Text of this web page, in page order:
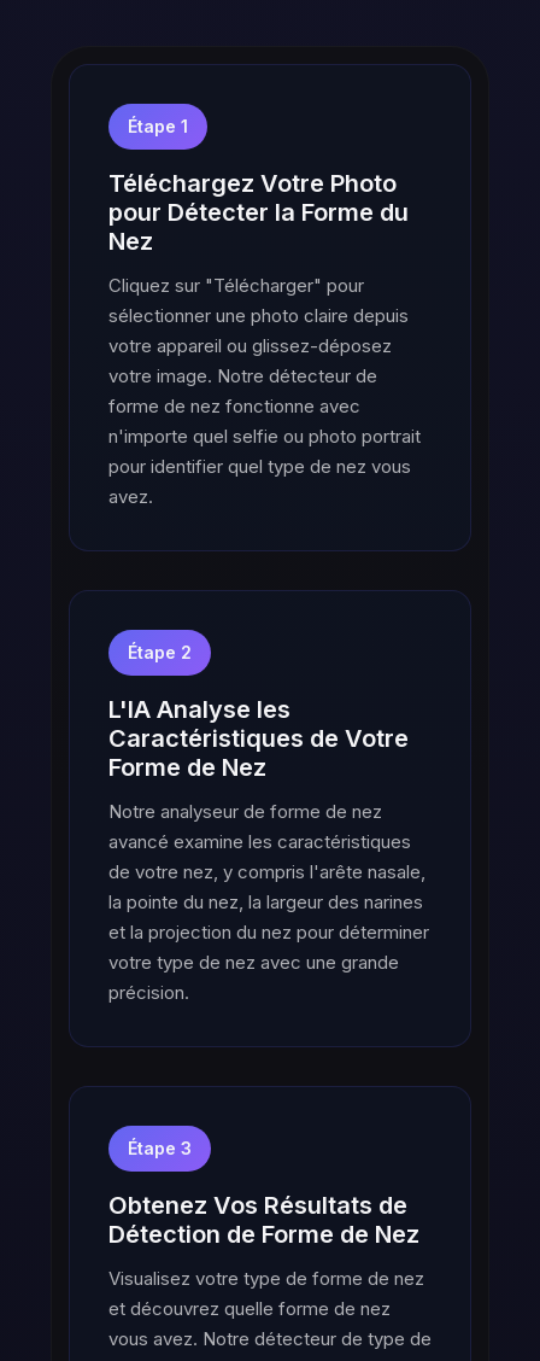
Étape 1
Téléchargez Votre Photo
pour Détecter la Forme du
Nez
Cliquez sur "Télécharger" pour
sélectionner une photo claire depuis
votre appareil ou glissez-déposez
votre image. Notre détecteur de
forme de nez fonctionne avec
n'importe quel selfie ou photo portrait
pour identifier quel type de nez vous
avez.
Étape 2
L'IA Analyse les
Caractéristiques de Votre
Forme de Nez
Notre analyseur de forme de nez
avancé examine les caractéristiques
de votre nez, y compris l'arête nasale,
la pointe du nez, la largeur des narines
et la projection du nez pour déterminer
votre type de nez avec une grande
précision.
Étape 3
Obtenez Vos Résultats de
Détection de Forme de Nez
Visualisez votre type de forme de nez
et découvrez quelle forme de nez
vous avez. Notre détecteur de type de